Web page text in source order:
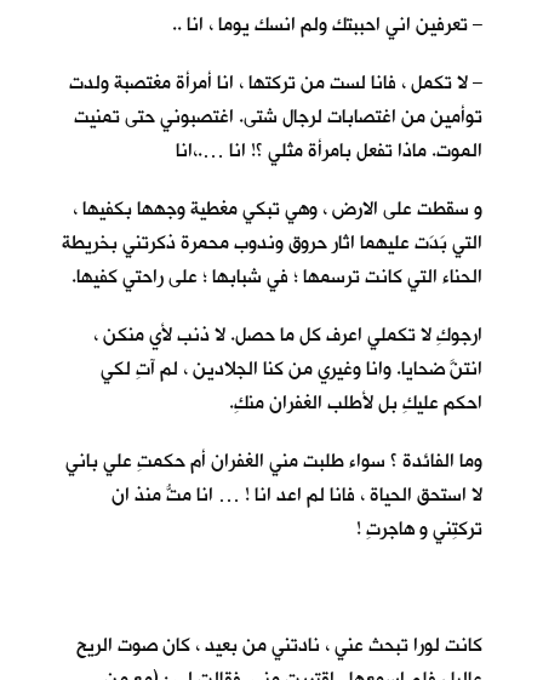
– تعرفين اني احببتك ولم انسك يوما ، انا ..
– لا تكمل ، فانا لست من تركتها ، انا أمرأة مغتصبة ولدت
توأمين من اغتصابات لرجال شتى. اغتصبوني حتى تمنيت
الموت. ماذا تفعل بامرأة مثلي ؟! انا ….،انا
و سقطت على الارض ، وهي تبكي مغطية وجهها بكفيها ،
التي بَدَت عليهما اثار حروق وندوب محمرة ذكرتني بخريطة
الحناء التي كانت ترسمها ؛ في شبابها ؛ على راحتي كفيها.
ارجوكِ لا تكملي اعرف كل ما حصل. لا ذنب لأي منكن ،
انتنَّ ضحايا. وانا وغيري من كنا الجلادين ، لم آتِ لكي
احكم عليكِ بل لأطلب الغفران منكِ.
وما الفائدة ؟ سواء طلبت مني الغفران أم حكمتِ علي باني
لا استحق الحياة ، فانا لم اعد انا ! … انا متُّ منذ ان
تركتِني و هاجرتِ !
كانت لورا تبحث عني ، نادتني من بعيد ، كان صوت الريح